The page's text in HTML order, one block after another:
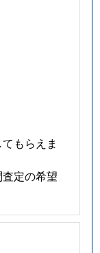
もらえま
定の希望